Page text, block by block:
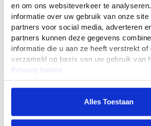
en om ons websiteverkeer te
informatie over uw gebruik van onze site
partners voor social media, adverteren
partners kunnen deze gegevens
informatie die u aan ze heeft verstrekt of
verzameld op basis van uw gebruik van
Privacy beleid
Alles Toestaan
Buzzy® Organic
Red Salad Bowl
(BIO)
Ook wel eikenbladsla genoemd
Ook mooi als garnering